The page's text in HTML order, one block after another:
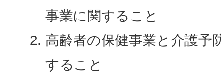
事業に関すること
高齢者の保健事業と介護予
すること